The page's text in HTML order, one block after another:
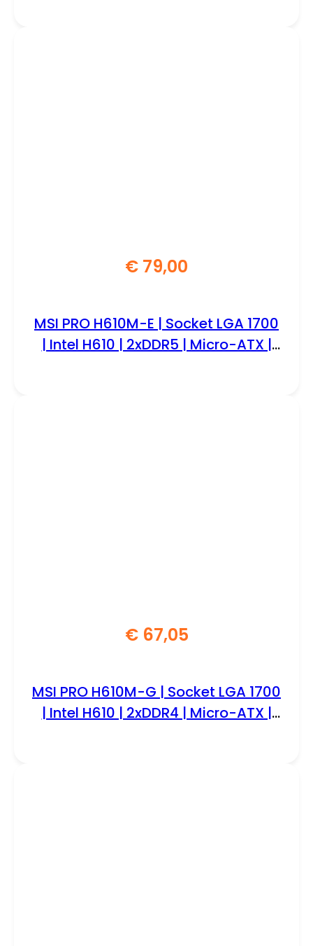
€ 79,00
MSI PRO H610M-E | Socket LGA 1700
| Intel H610 | 2xDDR5 | Micro-ATX |
€67,05
MSI PRO H610M-G | Socket LGA 1700
| Intel H610 | 2xDDR4 | Micro-ATX |